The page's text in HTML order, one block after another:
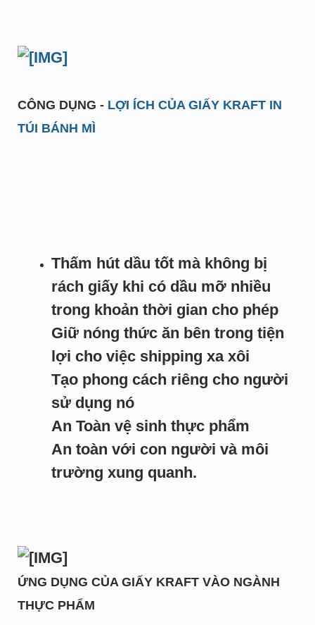
CÔNG DỤNG - LỢI ÍCH CỦA GIẤY KRAFT IN
TÚI BÁNH MÌ
Thấm hút dầu tốt mà không bị
rách giấy khi có dầu mỡ nhiều
trong khoản thời gian cho phép
Giữ nóng thức ăn bên trong tiện
lợi cho việc shipping xa xôi
Tạo phong cách riêng cho người
sử dụng nó
An Toàn vệ sinh thực phẩm
An toàn với con người và môi
trường xung quanh.
ỨNG DỤNG CỦA GIẤY KRAFT VÀO NGÀNH
THỰC PHẨM